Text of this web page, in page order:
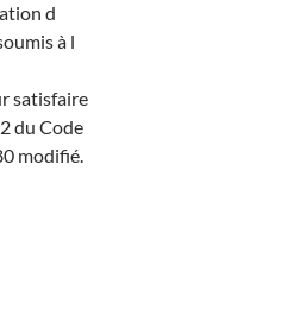
d
à l
satisfaire
du Code
modifié.